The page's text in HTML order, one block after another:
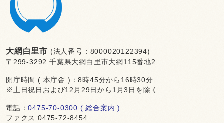
大網白里市 (法人番号：8000020122394)
〒299-3292 千葉県大網白里市大網115番地2
開庁時間 ( 本庁舎 )：8時45分から16時30分
※土日祝日および12月29日から1月3日を除く
電話：0475-70-0300 ( 総合案内 )
ファクス:0475-72-8454